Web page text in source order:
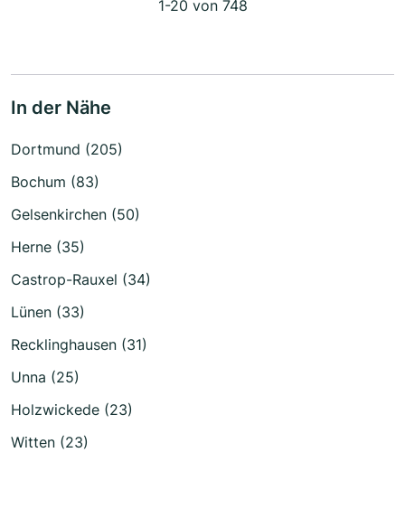
1-20 von 748
In der Nähe
Dortmund (205)
Bochum (83)
Gelsenkirchen (50)
Herne (35)
Castrop-Rauxel (34)
Lünen (33)
Recklinghausen (31)
Unna (25)
Holzwickede (23)
Witten (23)